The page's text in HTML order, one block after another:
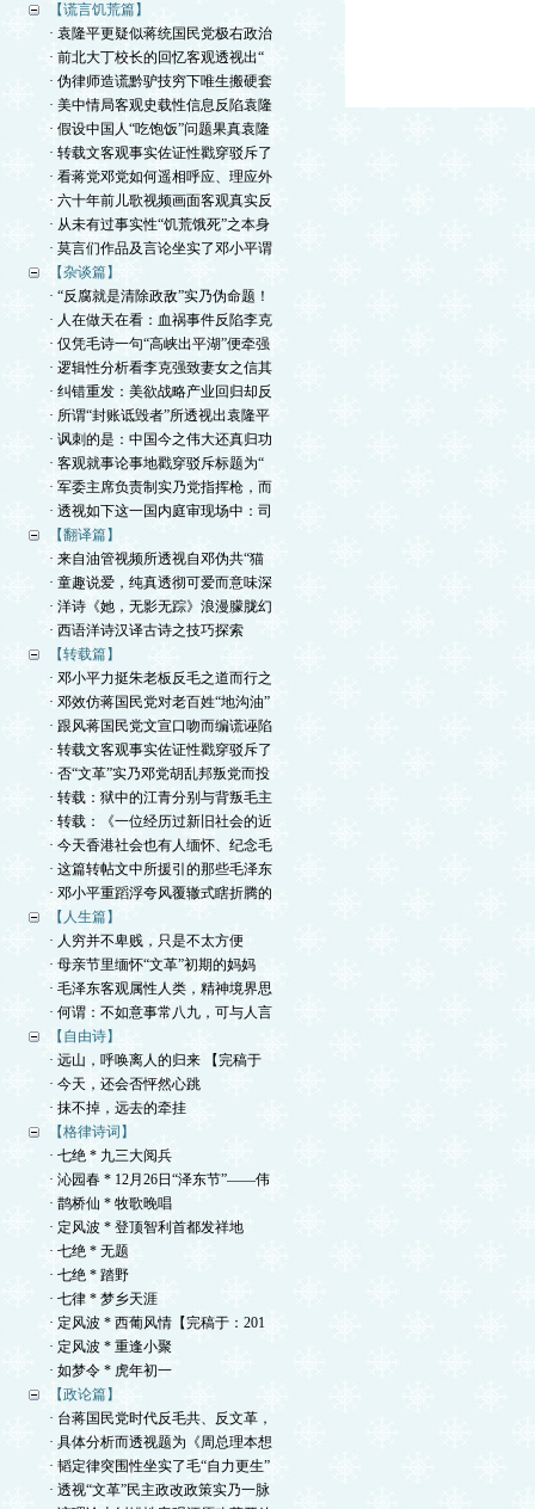
【谎言饥荒篇】
· 袁隆平更疑似蒋统国民党极右政治
· 前北大丁校长的回忆客观透视出“
· 伪律师造谎黔驴技穷下唯生搬硬套
· 美中情局客观史载性信息反陷袁隆
· 假设中国人“吃饱饭”问题果真袁隆
· 转载文客观事实佐证性戳穿驳斥了
· 看蒋党邓党如何遥相呼应、理应外
· 六十年前儿歌视频画面客观真实反
· 从未有过事实性“饥荒饿死”之本身
· 莫言们作品及言论坐实了邓小平谓
【杂谈篇】
· “反腐就是清除政敌”实乃伪命题！
· 人在做天在看：血祸事件反陷李克
· 仅凭毛诗一句“高峡出平湖”便牵强
· 逻辑性分析看李克强致妻女之信其
· 纠错重发：美欲战略产业回归却反
· 所谓“封账诋毁者”所透视出袁隆平
· 讽刺的是：中国今之伟大还真归功
· 客观就事论事地戳穿驳斥标题为“
· 军委主席负责制实乃党指挥枪，而
· 透视如下这一国内庭审现场中：司
【翻译篇】
· 来自油管视频所透视自邓伪共“猫
· 童趣说爱，纯真透彻可爱而意味深
· 洋诗《她，无影无踪》浪漫朦胧幻
· 西语洋诗汉译古诗之技巧探索
【转载篇】
· 邓小平力挺朱老板反毛之道而行之
· 邓效仿蒋国民党对老百姓“地沟油”
· 跟风蒋国民党文宣口吻而编谎诬陷
· 转载文客观事实佐证性戳穿驳斥了
· 否“文革”实乃邓党胡乱邦叛党而投
· 转载：狱中的江青分别与背叛毛主
· 转载：《一位经历过新旧社会的近
· 今天香港社会也有人缅怀、纪念毛
· 这篇转帖文中所援引的那些毛泽东
· 邓小平重蹈浮夸风覆辙式瞎折腾的
【人生篇】
· 人穷并不卑贱，只是不太方便
· 母亲节里缅怀“文革”初期的妈妈
· 毛泽东客观属性人类，精神境界思
· 何谓：不如意事常八九，可与人言
【自由诗】
· 远山，呼唤离人的归来 【完稿于
· 今天，还会否怦然心跳
· 抹不掉，远去的牵挂
【格律诗词】
· 七绝 * 九三大阅兵
· 沁园春 * 12月26日“泽东节”——伟
· 鹊桥仙 * 牧歌晚唱
· 定风波 * 登顶智利首都发祥地
· 七绝 * 无题
· 七绝 * 踏野
· 七律 * 梦乡天涯
· 定风波 * 西葡风情【完稿于：201
· 定风波 * 重逢小聚
· 如梦令 * 虎年初一
【政论篇】
· 台蒋国民党时代反毛共、反文革，
· 具体分析而透视题为《周总理本想
· 韬定律突围性坐实了毛“自力更生”
· 透视“文革”民主政改政策实乃一脉